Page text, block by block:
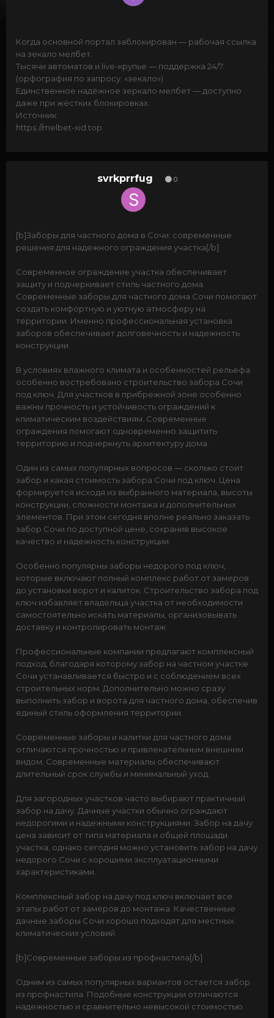
Когда основной портал заблокирован — рабочая ссылка
на зекало мелбет.
Тысячи автоматов и live-крупье — поддержка 24/7.
(орфография по запросу: «зекало»)
Единственное надёжное зеркало мелбет — доступно
даже при жёстких блокировках.
Источник:
https://melbet-xid.top
svrkprrfug 0
[b]Заборы для частного дома в Сочи: современные
решения для надежного ограждения участка[/b]
Современное ограждение участка обеспечивает
защиту и подчеркивает стиль частного дома.
Современные заборы для частного дома Сочи помогают
создать комфортную и уютную атмосферу на
территории. Именно профессиональная установка
заборов обеспечивает долговечность и надежность
конструкции.
В условиях влажного климата и особенностей рельефа
особенно востребовано строительство забора Сочи
под ключ. Для участков в прибрежной зоне особенно
важны прочность и устойчивость ограждений к
климатическим воздействиям. Современные
ограждения помогают одновременно защитить
территорию и подчеркнуть архитектуру дома.
Один из самых популярных вопросов — сколько стоит
забор и какая стоимость забора Сочи под ключ. Цена
формируется исходя из выбранного материала, высоты
конструкции, сложности монтажа и дополнительных
элементов. При этом сегодня вполне реально заказать
забор Сочи по доступной цене, сохранив высокое
качество и надежность конструкции.
Особенно популярны заборы недорого под ключ,
которые включают полный комплекс работ от замеров
до установки ворот и калиток. Строительство забора под
ключ избавляет владельца участка от необходимости
самостоятельно искать материалы, организовывать
доставку и контролировать монтаж.
Профессиональные компании предлагают комплексный
подход, благодаря которому забор на частном участке
Сочи устанавливается быстро и с соблюдением всех
строительных норм. Дополнительно можно сразу
выполнить забор и ворота для частного дома, обеспечив
единый стиль оформления территории.
Современные заборы и калитки для частного дома
отличаются прочностью и привлекательным внешним
видом. Современные материалы обеспечивают
длительный срок службы и минимальный уход.
Для загородных участков часто выбирают практичный
забор на дачу. Дачные участки обычно ограждают
недорогими и надежными конструкциями. Забор на дачу
цена зависит от типа материала и общей площади
участка, однако сегодня можно установить забор на дачу
недорого Сочи с хорошими эксплуатационными
характеристиками.
Комплексный забор на дачу под ключ включает все
этапы работ от замеров до монтажа. Качественные
дачные заборы Сочи хорошо подходят для местных
климатических условий.
[b]Современные заборы из профнастила[/b]
Одним из самых популярных вариантов остается забор
из профнастила. Подобные конструкции отличаются
надежностью и сравнительно невысокой стоимостью.